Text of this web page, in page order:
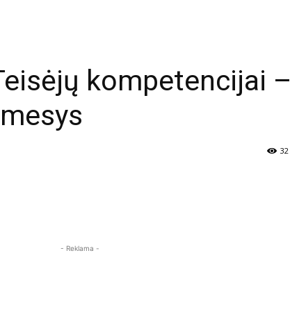
kompetencijai –
32
- Reklama -